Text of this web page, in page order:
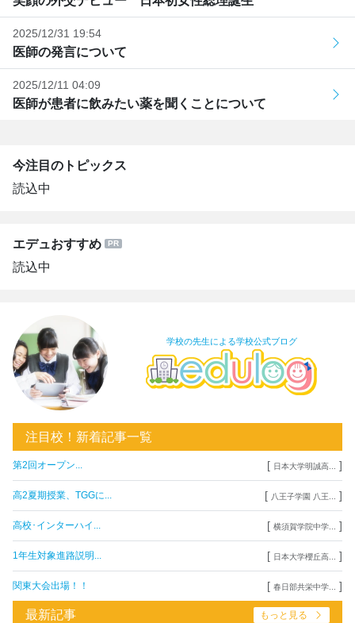
2025/12/31 19:54
医師の発言について
2025/12/11 04:09
医師が患者に飲みたい薬を聞くことについて
今注目のトピックス
読込中
エデュおすすめ
読込中
学校の先生による学校公式ブログ
注目校！新着記事一覧
第2回オープン... [ 日本大学明誠高... ]
高2夏期授業、TGGに... [ 八王子学園 八王... ]
高校･インターハイ... [ 横須賀学院中学... ]
1年生対象進路説明... [ 日本大学櫻丘高... ]
関東大会出場！！ [ 春日部共栄中学... ]
最新記事 もっと見る